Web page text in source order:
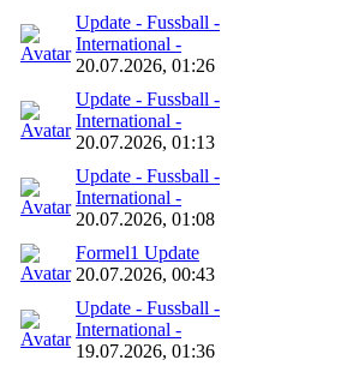
Update - Fussball -
International -
20.07.2026, 01:26
Update - Fussball -
International -
20.07.2026, 01:13
Update - Fussball -
International -
20.07.2026, 01:08
Formel1 Update
20.07.2026, 00:43
Update - Fussball -
International -
19.07.2026, 01:36